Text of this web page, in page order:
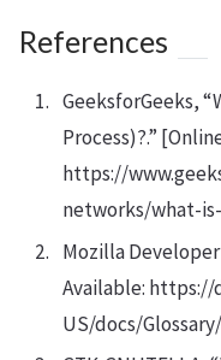
References
GeeksforGeeks,
Process)?.”
https://
networks/what-
Mozilla
Available:
US/docs/